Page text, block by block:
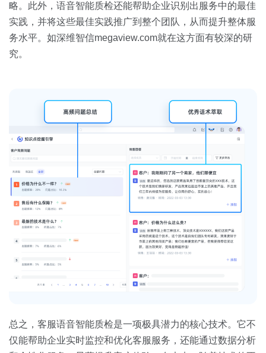
略。此外，语音智能质检还能帮助企业识别出服务中的最佳
实践，并将这些最佳实践推广到整个团队，从而提升整体服
务水平。如深维智信megaview.com就在这方面有较深的研
究。
总之，客服语音智能质检是一项极具潜力的核心技术。它不
仅能帮助企业实时监控和优化客服服务，还能通过数据分析